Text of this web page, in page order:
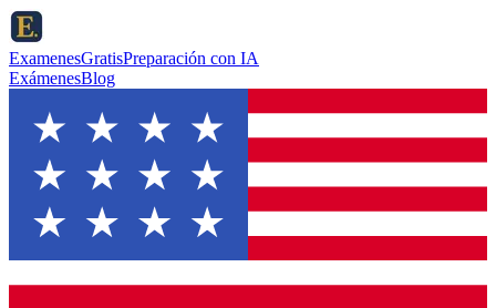
ExamenesGratisPreparación con IA
ExámenesBlog